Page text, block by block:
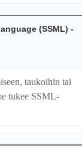
(SSML) -
taukoihin tai
tukee SSML-